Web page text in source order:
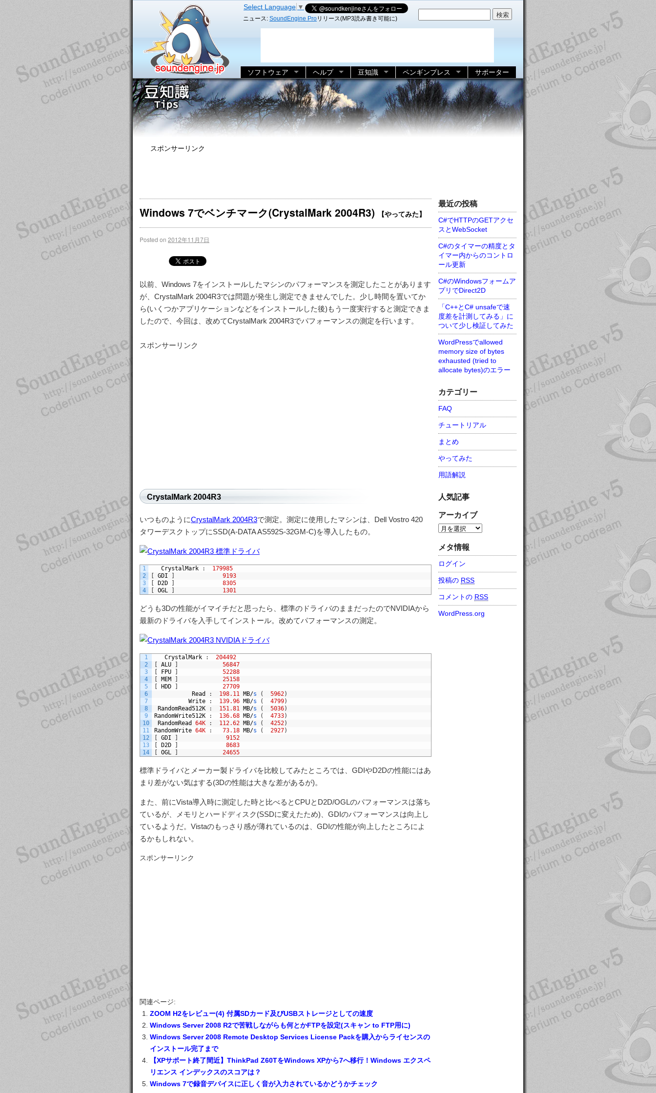
Select Language ▼
ニュース: SoundEngine Proリリース(MP3読み書き可能に)
ソフトウェア ヘルプ 豆知識 ペンギンプレス サポーター
スポンサーリンク
Windows 7でベンチマーク(CrystalMark 2004R3) 【やってみた】
Posted on 2012年11月7日
以前、Windows 7をインストールしたマシンのパフォーマンスを測定したことがあります
が、CrystalMark 2004R3では問題が発生し測定できませんでした。少し時間を置いてか
ら(いくつかアプリケーションなどをインストールした後)もう一度実行すると測定できま
したので、今回は、改めてCrystalMark 2004R3でパフォーマンスの測定を行います。
スポンサーリンク
CrystalMark 2004R3
いつものようにCrystalMark 2004R3で測定。測定に使用したマシンは、Dell Vostro 420
タワーデスクトップにSSD(A-DATA AS592S-32GM-C)を導入したもの。
1
2
3
4
CrystalMark :
179985
GDI
9193
D2D
8305
OGL 1301
どうも3Dの性能がイマイチだと思ったら、標準のドライバのままだったのでNVIDIAから
最新のドライバを入手してインストール。改めてパフォーマンスの測定。
1
2
3
4
5
6
7
8
9
10
11
12
13
14
CrystalMark :
204492
ALU
56847
FPU
52288
MEM
25158
HDD
27709
Read
: 198.11 MB/s ( 5962)
Write
: 139.96 MB/s ( 4799)
RandomRead512K
: 151.81 MB/s ( 5036)
RandomWrite512K
: 136.68 MB/s ( 4733)
RandomRead
64K : 112.62 MB/s ( 4252)
RandomWrite 64K : 73.18 MB/s ( 2927)
GDI
9152
D2D
8683
OGL 24655
標準ドライバとメーカー製ドライバを比較してみたところでは、GDIやD2Dの性能にはあ
まり差がない気はする(3Dの性能は大きな差があるが)。
また、前にVista導入時に測定した時と比べるとCPUとD2D/OGLのパフォーマンスは落ち
ているが、メモリとハードディスク(SSDに変えたため)、GDIのパフォーマンスは向上し
ているようだ。Vistaのもっさり感が薄れているのは、GDIの性能が向上したところによ
るかもしれない。
スポンサーリンク
関連ページ:
ZOOM H2をレビュー(4) 付属SDカード及びUSBストレージとしての速度
Windows Server 2008 R2で苦戦しながらも何とかFTPを設定(スキャン to FTP用に)
Windows Server 2008 Remote Desktop Services License Packを購入からライセンスの
インストール完了まで
【XPサポート終了間近】ThinkPad Z60TをWindows XPから7へ移行！Windows エクスペ
リエンス インデックスのスコアは？
Windows 7で録音デバイスに正しく音が入力されているかどうかチェック
最近の投稿
C#でHTTPのGETアクセ
スとWebSocket
C#のタイマーの精度とタ
イマー内からのコントロ
ール更新
C#のWindowsフォームア
プリでDirect2D
「C++とC# unsafeで速
度差を計測してみる」に
ついて少し検証してみた
WordPressでallowed
memory size of bytes
exhausted (tried to
allocate bytes)のエラー
カテゴリー
FAQ
チュートリアル
まとめ
やってみた
用語解説
人気記事
アーカイブ
メタ情報
ログイン
投稿の RSS
コメントの RSS
WordPress.org